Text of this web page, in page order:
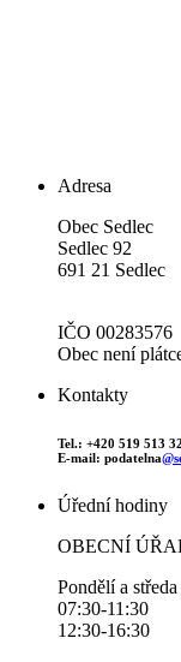
Adresa
Obec Sedlec
Sedlec 92
691 21 Sedlec
IČO 00283576
Obec není
Kontakty
Tel.: +420 519 513
E-mail: podatelna
Úřední hodiny
OBECNÍ
Pondělí a středa
07:30-11:30
12:30-16:30